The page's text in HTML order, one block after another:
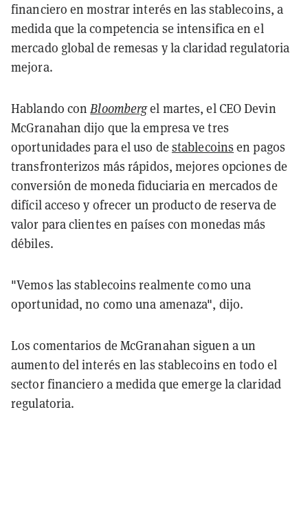
financiero en mostrar interés en las stablecoins, a
medida que la competencia se intensifica en el
mercado global de remesas y la claridad regulatoria
mejora.
Hablando con Bloombergel martes, el CEO Devin
McGranahan dijo que la empresa ve tres
oportunidades para el uso de stablecoins en pagos
transfronterizos más rápidos, mejores opciones de
conversión de moneda fiduciaria en mercados de
difícil acceso y ofrecer un producto de reserva de
valor para clientes en países con monedas más
débiles.
"Vemos las stablecoins realmente como una
oportunidad, no como una amenaza", dijo.
Los comentarios de McGranahan siguen a un
aumento del interés en las stablecoins en todo el
sector financiero a medida que emerge la claridad
regulatoria.